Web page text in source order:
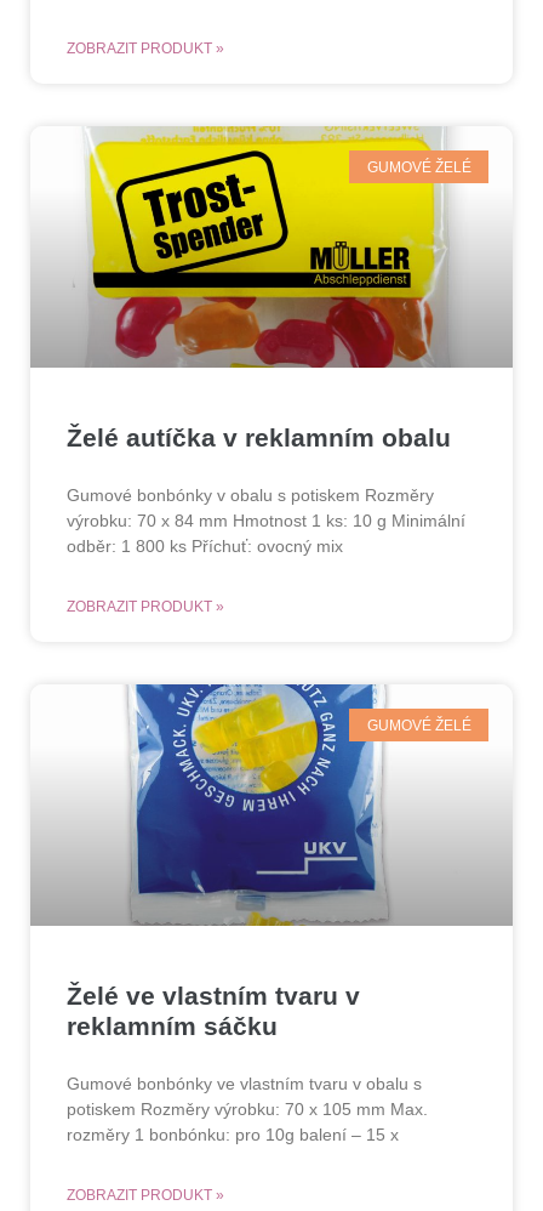
ZOBRAZIT PRODUKT »
GUMOVÉ ŽELÉ
Želé autíčka v reklamním obalu
Gumové bonbónky v obalu s potiskem Rozměry
výrobku: 70 x 84 mm Hmotnost 1 ks: 10 g Minimální
odběr: 1 800 ks Příchuť: ovocný mix
ZOBRAZIT PRODUKT »
GUMOVÉ ŽELÉ
Želé ve vlastním tvaru v
reklamním sáčku
Gumové bonbónky ve vlastním tvaru v obalu s
potiskem Rozměry výrobku: 70 x 105 mm Max.
rozměry 1 bonbónku: pro 10g balení – 15 x
ZOBRAZIT PRODUKT »